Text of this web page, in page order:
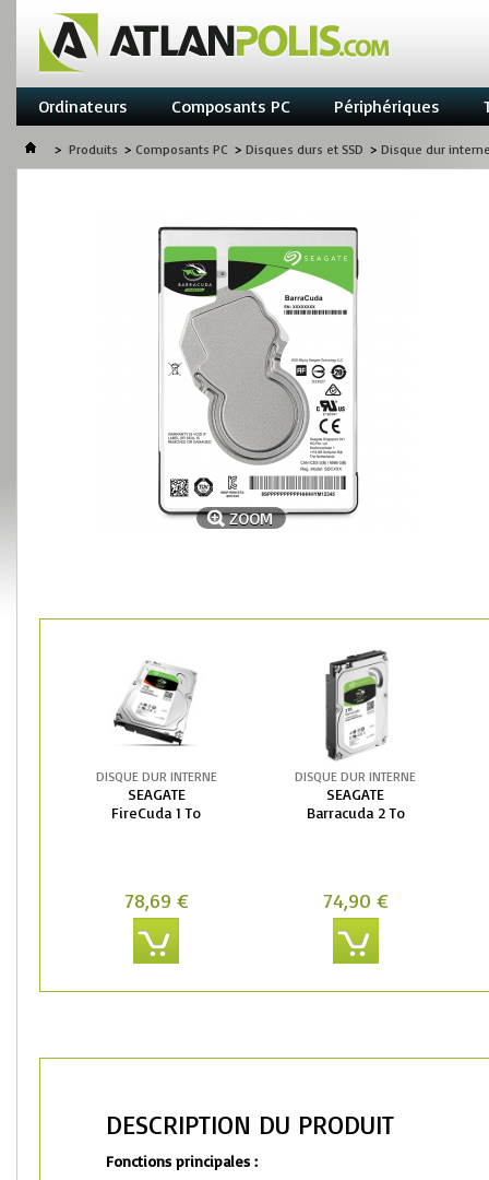
Ordinateurs Composants PC Périphériques
> Produits > Composants PC > Disques durs et SSD > Disque dur
ZOOM
DISQUE DUR INTERNE
SEAGATE
FireCuda 1 To
78,69 €
DISQUE DUR INTERNE
SEAGATE
Barracuda 2 To
74,90 €
DESCRIPTION DU PRODUIT
Fonctions principales :